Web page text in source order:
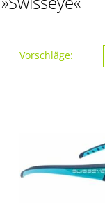
Vorschläge: